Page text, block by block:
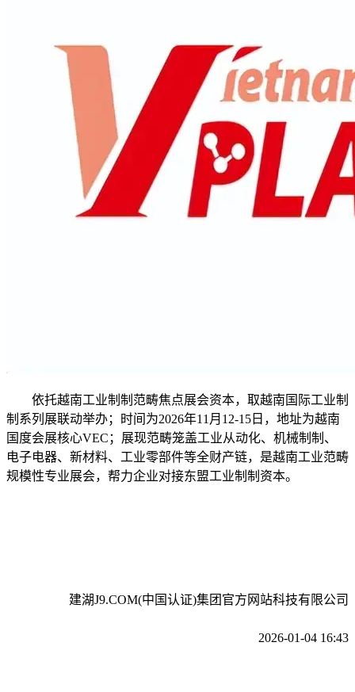
依托越南工业制制范畴焦点展会资本，取越南国际工业制
制系列展联动举办；时间为2026年11月12-15日，地址为越南
国度会展核心VEC；展现范畴笼盖工业从动化、机械制制、
电子电器、新材料、工业零部件等全财产链，是越南工业范畴
规模性专业展会，帮力企业对接东盟工业制制资本。
建湖J9.COM(中国认证)集团官方网站科技有限公司
2026-01-04 16:43